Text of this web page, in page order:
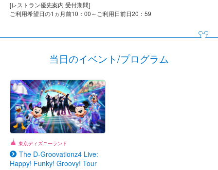
[レストラン優先案内 受付期間]
ご利用希望日の1ヵ月前10：00～ご利用日前日20：59
当日のイベント/プログラム
東京ディズニーランド
The D-Groovationz4 Live:
Happy! Funky! Groovy! Tour